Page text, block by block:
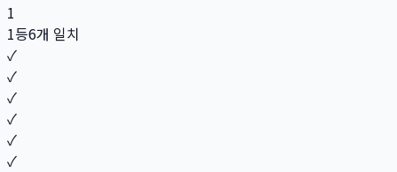
1
1등6개 일치
✓
✓
✓
✓
✓
✓